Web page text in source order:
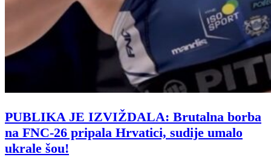
PUBLIKA JE IZVIŽDALA: Brutalna borba
na FNC-26 pripala Hrvatici, sudije umalo
ukrale šou!